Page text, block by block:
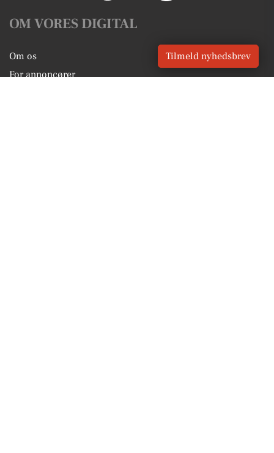
OM VORES DIGITAL
Om os
For annoncører
Tilmeld nyhedsbrev